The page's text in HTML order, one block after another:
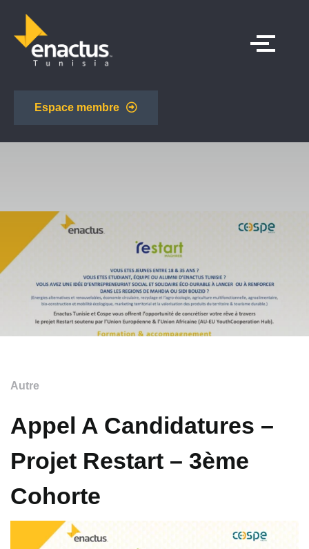
Espace membre
Autre
Appel A Candidatures –
Projet Restart – 3ème
Cohorte